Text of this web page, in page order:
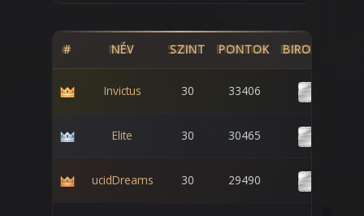
# NÉV SZINT PONTOK BIRODALOM
Invictus 30 33406
Elite 30 30465
ucidDreams 30 29490